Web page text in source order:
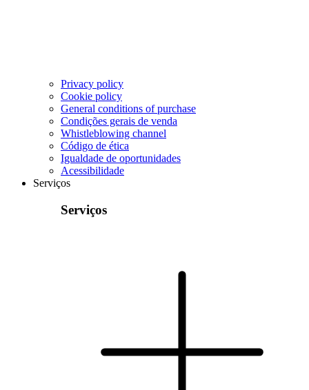
Privacy policy
Cookie policy
General conditions of purchase
Condições gerais de venda
Whistleblowing channel
Código de ética
Igualdade de oportunidades
Acessibilidade
Serviços
Serviços